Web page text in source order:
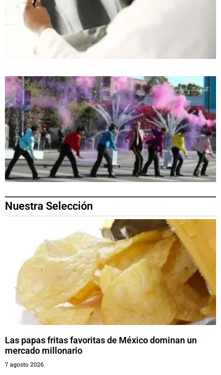
Nuestra Selección
Las papas fritas favoritas de México dominan un
mercado millonario
7 agosto 2026